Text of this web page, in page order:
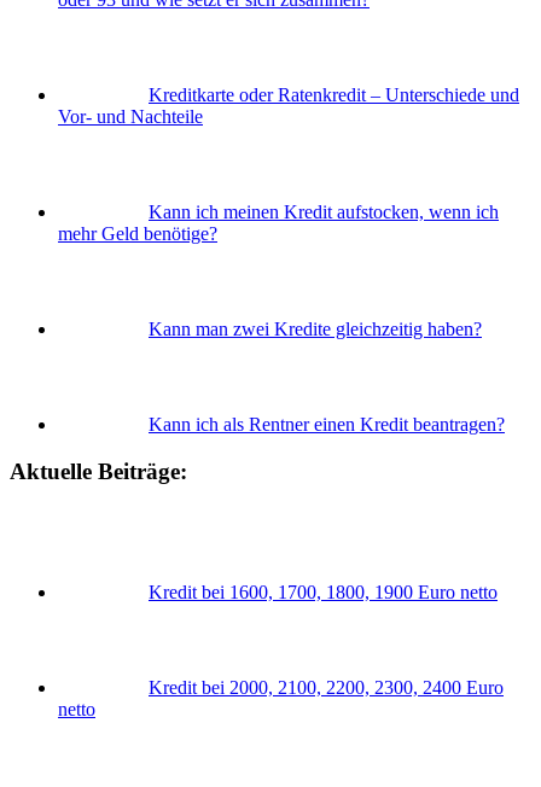
Kreditkarte oder Ratenkredit – Unterschiede und
Vor- und Nachteile
Kann ich meinen Kredit aufstocken, wenn ich
mehr Geld benötige?
Kann man zwei Kredite gleichzeitig haben?
Kann ich als Rentner einen Kredit beantragen?
Aktuelle Beiträge:
Kredit bei 1600, 1700, 1800, 1900 Euro netto
Kredit bei 2000, 2100, 2200, 2300, 2400 Euro
netto